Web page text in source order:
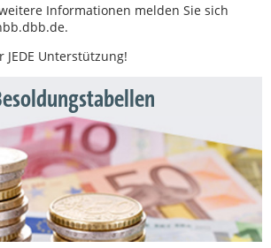
Informationen melden Sie sich
Unterstützung!